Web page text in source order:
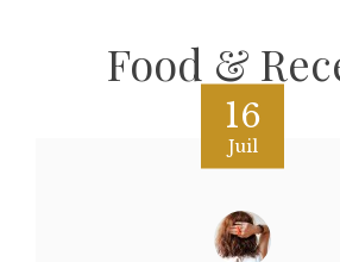
Food &
16
Juil